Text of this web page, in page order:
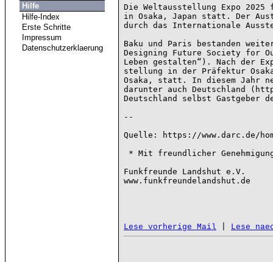
Hilfe
Hilfe-Index
Erste Schritte
Impressum
Datenschutzerklaerung
Die Weltausstellung Expo
in Osaka, Japan statt. Der
durch das Internationale
Baku und Paris bestanden
Designing Future Society for
Leben gestalten“). Nach der
stellung in der Präfektur
Osaka, statt. In diesem Jahr
darunter auch Deutschland
Deutschland selbst Gastgeber
--
Quelle: https://www.darc.de/
Funkfreunde Landshut e.V.
www.funkfreundelandshut.de
Lese vorherige Mail Lese